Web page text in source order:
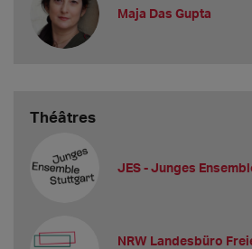
Maja Das Gupta
Théâtres
JES - Junges
NRW Landesbüro